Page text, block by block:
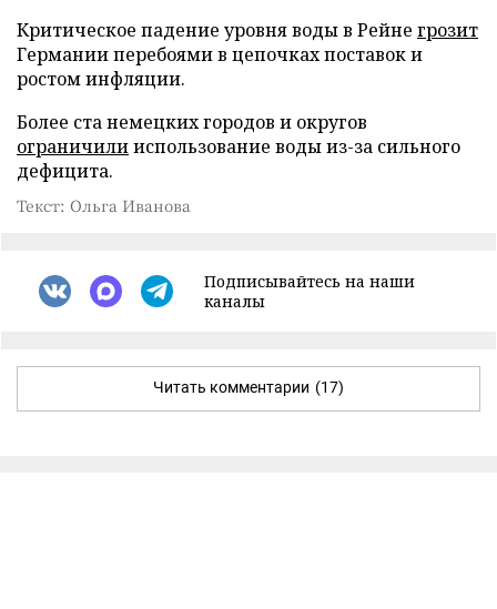
Критическое падение уровня воды в Рейне грозит
Германии перебоями в цепочках поставок и
ростом инфляции.
Более ста немецких городов и округов
ограничилииспользование воды из-за сильного
дефицита.
Текст: Ольга Иванова
Подписывайтесь на наши
каналы
Читать комментарии (17)